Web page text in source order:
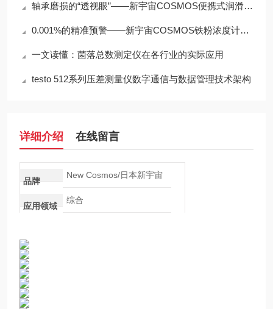
轴承磨损的“透视眼”——新宇宙COSMOS便携式润滑脂铁粉浓度计SDM-72
0.001%的精准预警——新宇宙COSMOS铁粉浓度计SDM-72守护齿轮箱健康
一文读懂：菌落总数测定仪在各行业的实际应用
testo 512系列压差测量仪数字通信与数据管理技术架构
详细介绍 在线留言
品牌
New Cosmos/日本新宇宙
应用领域
综合